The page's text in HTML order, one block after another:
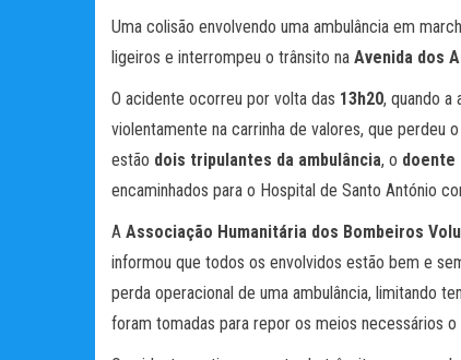
Uma colisão envolvendo uma ambulância em
ligeiros e interrompeu o trânsito na Avenida dos
O acidente ocorreu por volta das 13h20, quando a
violentamente na carrinha de valores, que
estão dois tripulantes da ambulância, o doente
encaminhados para o Hospital de Santo António
A Associação Humanitária dos Bombeiros
informou que todos os envolvidos estão bem e
perda operacional de uma ambulância, limitando
foram tomadas para repor os meios necessários